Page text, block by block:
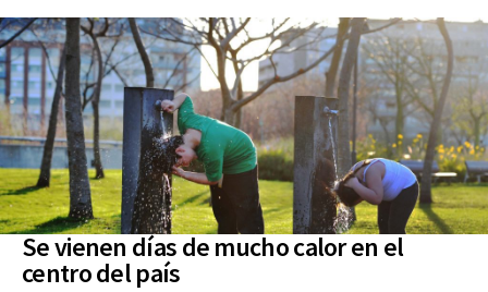
Se vienen días de mucho calor en el
centro del país